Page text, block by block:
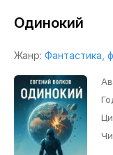
Одинокий
Жанр: Фантастика,